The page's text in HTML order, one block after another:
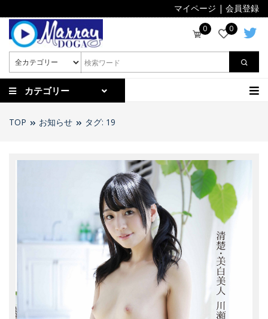
マイページ | 会員登録
0 0
カテゴリー
TOP お知らせ タグ: 19